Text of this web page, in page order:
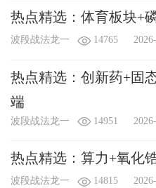
附言：（不超过100字）
热点精选：体育板块+
波段战法龙一 14765
热点精选：创新药+固
端
波段战法龙一 14951
热点精选：算力+氧化
波段战法龙一 14815